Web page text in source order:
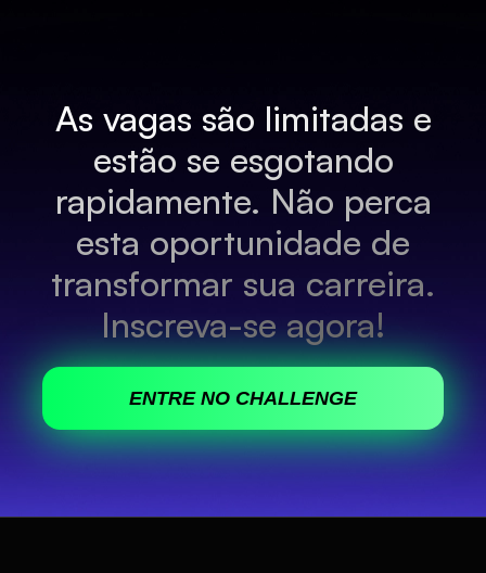
As vagas são limitadas e
estão se esgotando
rapidamente. Não perca
esta oportunidade de
transformar sua carreira.
Inscreva-se agora!
ENTRE NO CHALLENGE